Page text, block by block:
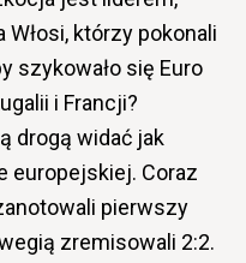
którzy pokonali
szykowało się Euro
i Francji?
drogą widać jak
europejskiej. Coraz
pierwszy
zremisowali 2:2.